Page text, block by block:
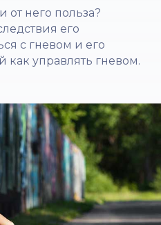
от него польза?
его
с гневом и его
как управлять гневом.